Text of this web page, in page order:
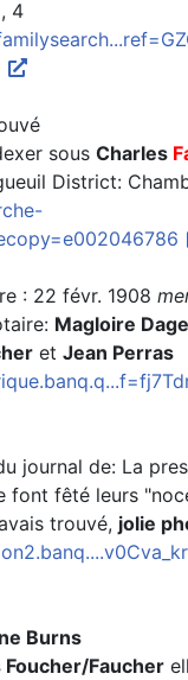
4
sous Charles
District:
: 22 févr. 1908
Magloire
et Jean Perras
journal de: La
font fêté leurs
trouvé, jolie
Burns
Foucher/Faucher